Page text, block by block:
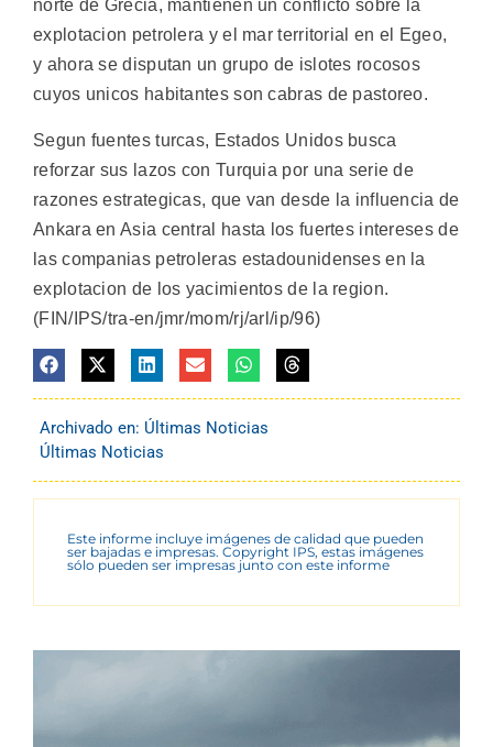
norte de Grecia, mantienen un conflicto sobre la
explotacion petrolera y el mar territorial en el Egeo,
y ahora se disputan un grupo de islotes rocosos
cuyos unicos habitantes son cabras de pastoreo.
Segun fuentes turcas, Estados Unidos busca
reforzar sus lazos con Turquia por una serie de
razones estrategicas, que van desde la influencia de
Ankara en Asia central hasta los fuertes intereses de
las companias petroleras estadounidenses en la
explotacion de los yacimientos de la region.
(FIN/IPS/tra-en/jmr/mom/rj/arl/ip/96)
Archivado en: Últimas Noticias
Últimas Noticias
Este informe incluye imágenes de calidad que pueden
ser bajadas e impresas. Copyright IPS, estas imágenes
sólo pueden ser impresas junto con este informe